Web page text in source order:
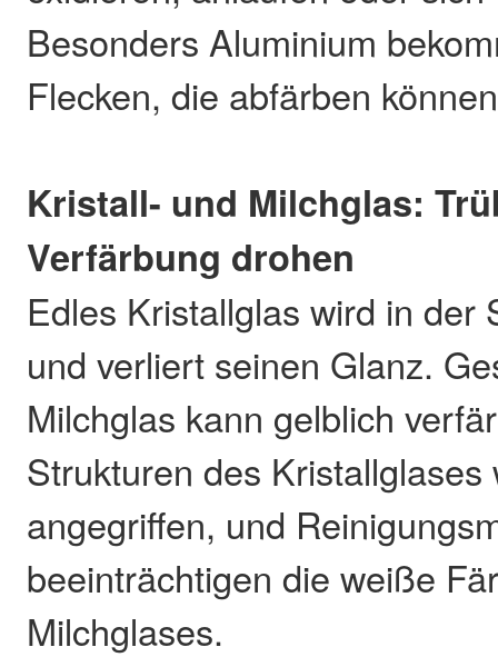
Besonders Aluminium
Flecken, die abfärben
Kristall- und Milchglas:
Verfärbung drohen
Edles Kristallglas wird in der
und verliert seinen Glanz.
Milchglas kann gelblich
Strukturen des Kristallglases
angegriffen, und
beeinträchtigen die weiße
Milchglases.